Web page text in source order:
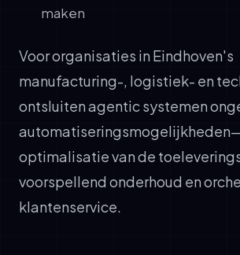
maken
Voor organisaties in Eindhoven's
manufacturing-, logistiek- en
ontsluiten agentic systemen
optimalisatie van de
voorspellend onderhoud en
klantenservice.